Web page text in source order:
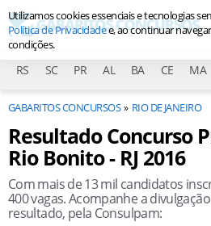
RS SC PR AL BA CE MA
GABARITOS CONCURSOS RIO DE JANEIRO
Resultado Concurso
Rio Bonito - RJ 2016
Com mais de 13 mil candidatos
400 vagas. Acompanhe a
resultado, pela Consulpam:
Utilizamos cookies essenciais e tecnologias
Política de Privacidadee, ao continuar
condições.